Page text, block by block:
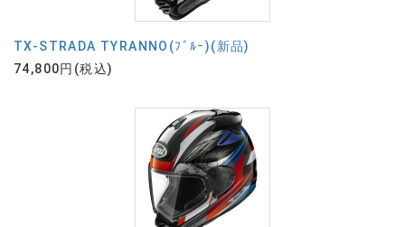
TX-STRADA TYRANNO(ﾌﾞﾙｰ)(新品)
74,800円(税込)